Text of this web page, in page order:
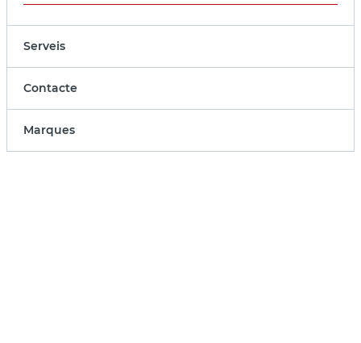
Serveis
Contacte
Marques